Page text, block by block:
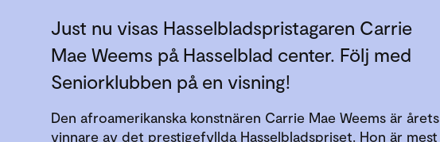
Just nu visas Hasselbladspristagaren Carrie
Mae Weems på Hasselblad center. Följ med
Seniorklubben på en visning!
Den afroamerikanska konstnären Carrie Mae Weems är årets
vinnare av det prestigefyllda Hasselbladspriset. Hon är mest